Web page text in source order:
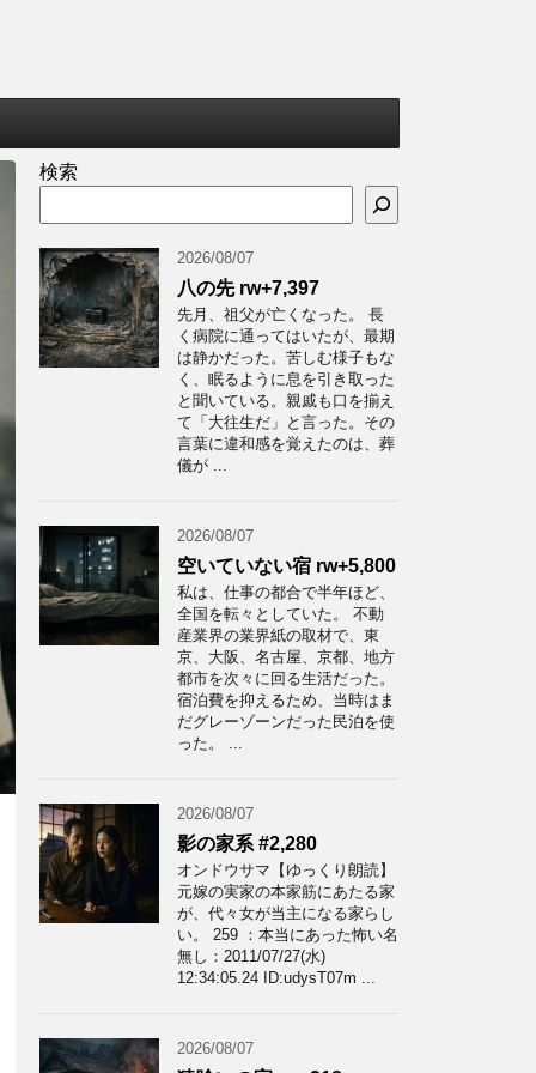
検索
2026/08/07
八の先 rw+7,397
先月、祖父が亡くなった。 長
く病院に通ってはいたが、最期
は静かだった。苦しむ様子もな
く、眠るように息を引き取った
と聞いている。親戚も口を揃え
て「大往生だ」と言った。その
言葉に違和感を覚えたのは、葬
儀が ...
2026/08/07
空いていない宿 rw+5,800
私は、仕事の都合で半年ほど、
全国を転々としていた。 不動
産業界の業界紙の取材で、東
京、大阪、名古屋、京都、地方
都市を次々に回る生活だった。
宿泊費を抑えるため、当時はま
だグレーゾーンだった民泊を使
った。 ...
2026/08/07
影の家系 #2,280
オンドウサマ【ゆっくり朗読】
元嫁の実家の本家筋にあたる家
が、代々女が当主になる家らし
い。 259 ：本当にあった怖い名
無し：2011/07/27(水)
12:34:05.24 ID:udysT07m ...
2026/08/07